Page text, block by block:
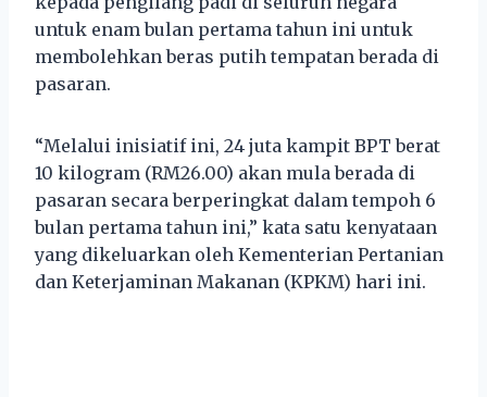
untuk enam bulan pertama tahun ini untuk
membolehkan beras putih tempatan berada di
pasaran.
“Melalui inisiatif ini, 24 juta kampit BPT berat
10 kilogram (RM26.00) akan mula berada di
pasaran secara berperingkat dalam tempoh 6
bulan pertama tahun ini,” kata satu kenyataan
yang dikeluarkan oleh Kementerian Pertanian
dan Keterjaminan Makanan (KPKM) hari ini.